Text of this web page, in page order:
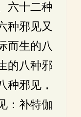
六十二种
种邪见又
而生的八
的八种邪
种邪见，
：补特伽